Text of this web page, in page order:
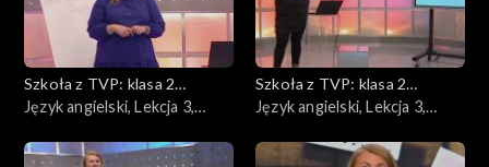
Język niemiecki
Edukacja dla bezpieczeństwa
Podstawy przedsiębiorczości
Szkoła z TVP: klasa 2
ponadpodstawowa
Język angielski, Lekcja 3,
Szkoła z TVP: klasa 2
ponadpodstawowa
Język angielski, Lekcja 3,